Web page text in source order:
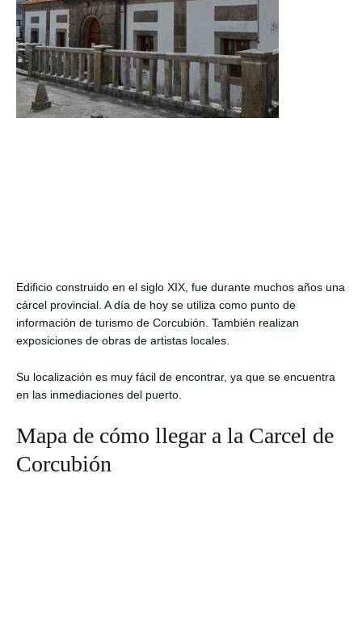
Edificio construido en el siglo XIX, fue durante muchos años una
cárcel provincial. A día de hoy se utiliza como punto de
información de turismo de Corcubión. También realizan
exposiciones de obras de artistas locales.
Su localización es muy fácil de encontrar, ya que se encuentra
en las inmediaciones del puerto.
Mapa de cómo llegar a la Carcel de
Corcubión